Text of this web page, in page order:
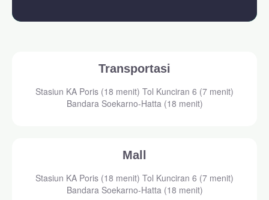
Transportasi
Stasiun KA Poris (18 menit) Tol Kunciran 6 (7 menit)
Bandara Soekarno-Hatta (18 menit)
Mall
Stasiun KA Poris (18 menit) Tol Kunciran 6 (7 menit)
Bandara Soekarno-Hatta (18 menit)